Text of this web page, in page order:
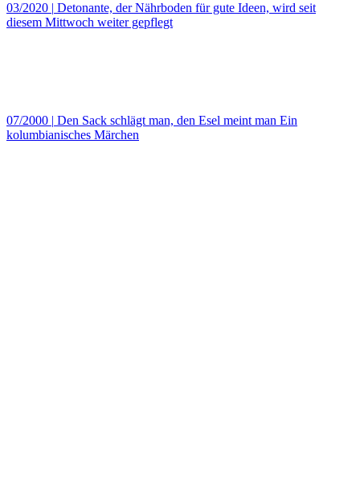
03/2020 | Detonante, der Nährboden für gute Ideen, wird seit
diesem Mittwoch weiter gepflegt
07/2000 | Den Sack schlägt man, den Esel meint man Ein
kolumbianisches Märchen